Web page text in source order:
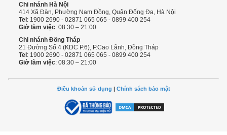
Chi nhánh Hà Nội
414 Xã Đàn, Phường Nam Đồng, Quận Đống Đa, Hà Nội
Tel: 1900 2690 - 02871 065 065 - 0899 400 254
Giờ làm việc: 08:30 – 21:00
Chi nhánh Đồng Tháp
21 Đường Số 4 (KDC P.6), P.Cao Lãnh, Đồng Tháp
Tel: 1900 2690 - 02871 065 065 - 0899 400 254
Giờ làm việc: 08:30 – 21:00
Điều khoản sử dụng | Chính sách bảo mật